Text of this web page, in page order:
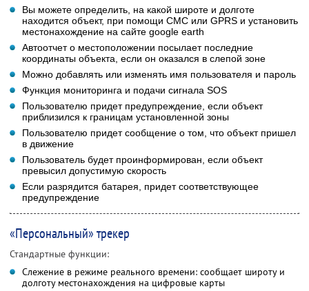
Вы можете определить, на какой широте и долготе
находится объект, при помощи СМС или GPRS и установить
местонахождение на сайте google earth
Автоотчет о местоположении посылает последние
координаты объекта, если он оказался в слепой зоне
Можно добавлять или изменять имя пользователя и пароль
Функция мониторинга и подачи сигнала SOS
Пользователю придет предупреждение, если объект
приблизился к границам установленной зоны
Пользователю придет сообщение о том, что объект пришел
в движение
Пользователь будет проинформирован, если объект
превысил допустимую скорость
Если разрядится батарея, придет соответствующее
предупреждение
«Персональный» трекер
Стандартные функции:
Слежение в режиме реального времени: сообщает широту и
долготу местонахождения на цифровые карты